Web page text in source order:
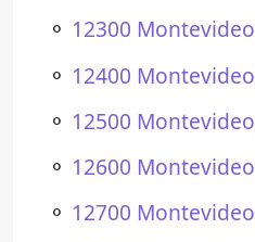
⚬ 12300 Montevideo
⚬ 12400 Montevideo
⚬ 12500 Montevideo
⚬ 12600 Montevideo
⚬ 12700 Montevideo